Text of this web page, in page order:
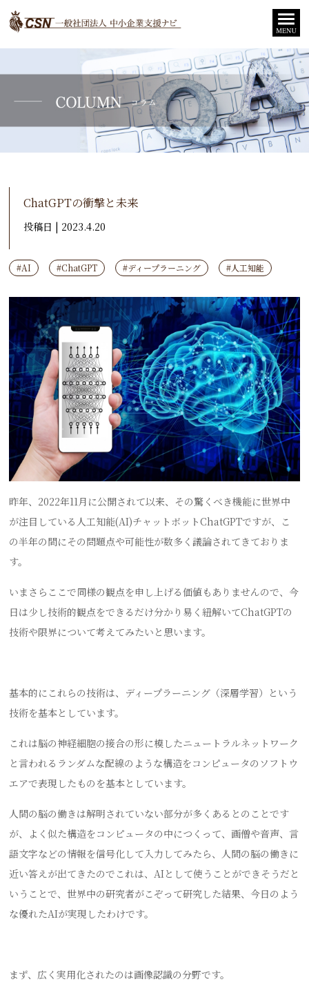
ChatGPTの衝撃と未来
投稿日 | 2023.4.20
#AI #ChatGPT #ディープラーニング #人工知能
昨年、2022年11月に公開されて以来、その驚くべき機能に世界中
が注目している人工知能(AI)チャットボットChatGPTですが、こ
の半年の間にその問題点や可能性が数多く議論されてきておりま
す。
いまさらここで同様の観点を申し上げる価値もありませんので、今
日は少し技術的観点をできるだけ分かり易く紐解いてChatGPTの
技術や限界について考えてみたいと思います。
基本的にこれらの技術は、ディープラーニング（深層学習）という
技術を基本としています。
これは脳の神経細胞の接合の形に模したニュートラルネットワーク
と言われるランダムな配線のような構造をコンピュータのソフトウ
エアで表現したものを基本としています。
人間の脳の働きは解明されていない部分が多くあるとのことです
が、よく似た構造をコンピュータの中につくって、画僧や音声、言
語文字などの情報を信号化して入力してみたら、人間の脳の働きに
近い答えが出てきたのでこれは、AIとして使うことができそうだと
いうことで、世界中の研究者がこぞって研究した結果、今日のよう
な優れたAIが実現したわけです。
まず、広く実用化されたのは画像認識の分野です。